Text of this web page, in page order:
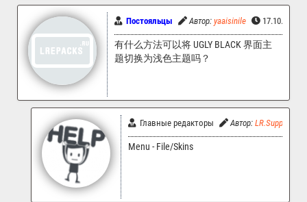
Постояльцы Автор: yaaisinile 17.10.2025
有什么方法可以将 UGLY BLACK 界面主
题切换为浅色主题吗？
Главные редакторы Автор: LR.Support
Menu - File/Skins